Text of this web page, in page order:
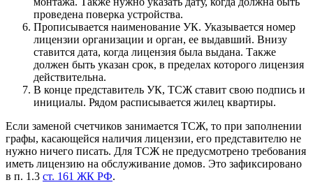
проведена поверка устройства.
Прописывается наименование УК. Указывается номер
лицензии организации и орган, ее выдавший. Внизу
ставится дата, когда лицензия была выдана. Также
должен быть указан срок, в пределах которого лицензия
действительна.
В конце представитель УК, ТСЖ ставит свою подпись и
инициалы. Рядом расписывается жилец квартиры.
Если заменой счетчиков занимается ТСЖ, то при заполнении
графы, касающейся наличия лицензии, его представителю не
нужно ничего писать. Для ТСЖ не предусмотрено требования
иметь лицензию на обслуживание домов. Это зафиксировано
в п. 1.3 ст. 161 ЖК РФ.